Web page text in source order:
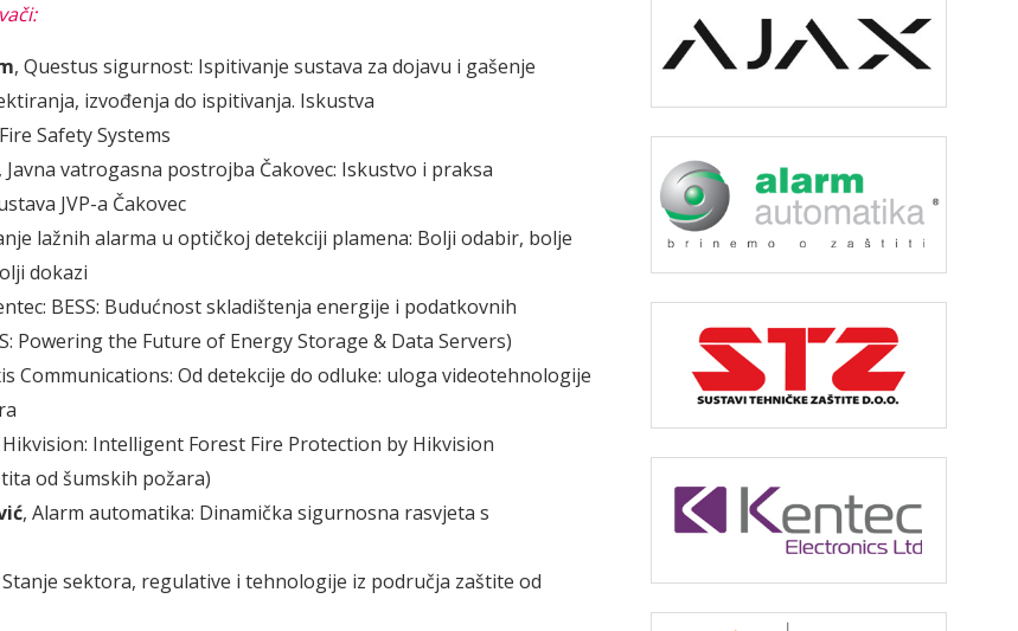
, Questus sigurnost: Ispitivanje sustava za dojavu i gašenje
izvođenja do ispitivanja. Iskustva
Safety Systems
, Javna vatrogasna postrojba Čakovec: Iskustvo i praksa
JVP-a Čakovec
lažnih alarma u optičkoj detekciji plamena: Bolji odabir, bolje
dokazi
BESS: Budućnost skladištenja energije i podatkovnih
Powering the Future of Energy Storage & Data Servers)
Communications: Od detekcije do odluke: uloga videotehnologije
Hikvision: Intelligent Forest Fire Protection by Hikvision
od šumskih požara)
, Alarm automatika: Dinamička sigurnosna rasvjeta s
Stanje sektora, regulative i tehnologije iz područja zaštite od